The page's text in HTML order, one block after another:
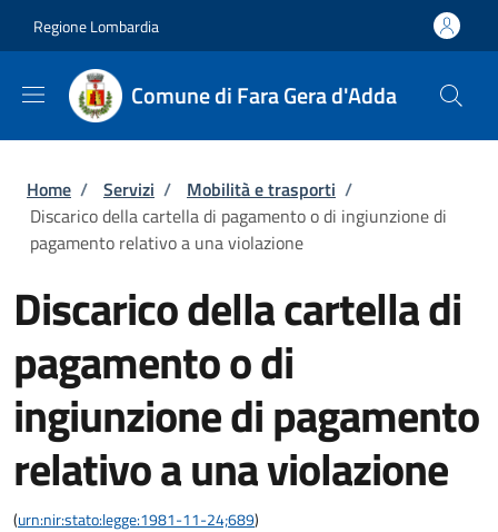
Regione Lombardia
Comune di Fara Gera d'Adda
Briciole di pane
Home / Servizi / Mobilità e trasporti /
Discarico della cartella di pagamento o di ingiunzione di
pagamento relativo a una violazione
Discarico della cartella di
pagamento o di
ingiunzione di pagamento
relativo a una violazione
(urn:nir:stato:legge:1981-11-24;689)